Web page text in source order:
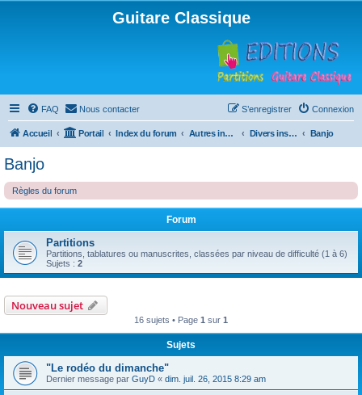
Guitare Classique
FAQ Nous contacter Connexion
S’enregistrer
Accueil Portail Index du forum Autres instruments à cordes pincées, ou styles Divers instruments Banjo
Banjo
Règles du forum
Forum
Partitions
Partitions, tablatures ou manuscrites, classées par niveau de difficulté (1 à 6)
Sujets : 2
Nouveau sujet
16 sujets • Page 1 sur 1
Sujets
"Le rodéo du dimanche"
Dernier message par GuyD « dim. juil. 26, 2015 8:29 am